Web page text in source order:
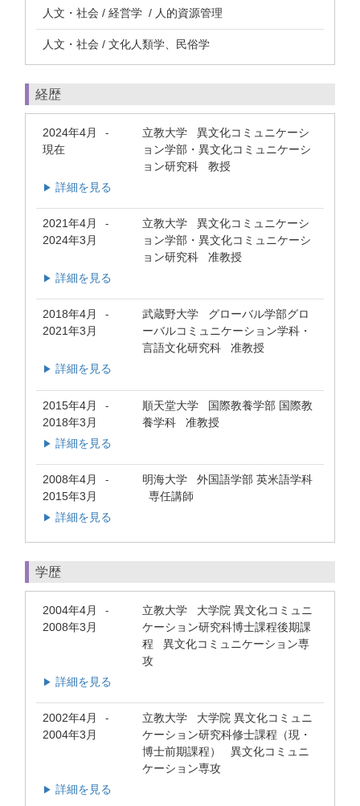
人文・社会 / 経営学 / 人的資源管理
人文・社会 / 文化人類学、民俗学
経歴
2024年4月 -
現在
立教大学 異文化コミュニケーシ
ョン学部・異文化コミュニケーシ
ョン研究科 教授
▶ 詳細を見る
2021年4月 -
2024年3月
立教大学 異文化コミュニケーシ
ョン学部・異文化コミュニケーシ
ョン研究科 准教授
▶ 詳細を見る
2018年4月 -
2021年3月
武蔵野大学 グローバル学部グロ
ーバルコミュニケーション学科・
言語文化研究科 准教授
▶ 詳細を見る
2015年4月 -
2018年3月
順天堂大学 国際教養学部 国際教
養学科 准教授
▶ 詳細を見る
2008年4月 -
2015年3月
明海大学 外国語学部 英米語学科
専任講師
▶ 詳細を見る
学歴
2004年4月 -
2008年3月
立教大学 大学院 異文化コミュニ
ケーション研究科博士課程後期課
程 異文化コミュニケーション専
攻
▶ 詳細を見る
2002年4月 -
2004年3月
立教大学 大学院 異文化コミュニ
ケーション研究科修士課程（現・
博士前期課程） 異文化コミュニ
ケーション専攻
▶ 詳細を見る